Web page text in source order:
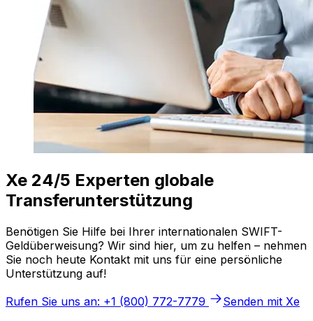
Xe 24/5 Experten globale
Transferunterstützung
Benötigen Sie Hilfe bei Ihrer internationalen SWIFT-
Geldüberweisung? Wir sind hier, um zu helfen – nehmen
Sie noch heute Kontakt mit uns für eine persönliche
Unterstützung auf!
Rufen Sie uns an: +1 (800) 772-7779
Senden mit Xe